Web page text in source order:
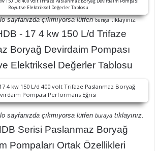
sayfanızda çıkmıyorsa lütfenburayatıklayınız.
- 17 4 kw 150 L/d Trifaze
Boryağ Devirdaim Pompası
Elektriksel Değerler Tablosu
sayfanızda çıkmıyorsa lütfen buraya tıklayınız.
Serisi Paslanmaz Boryağ
Pompaları Ortak Özellikleri